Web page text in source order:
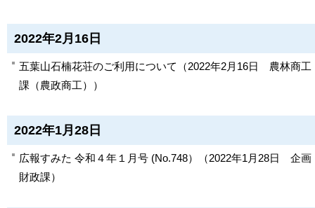
2022年2月16日
五葉山石楠花荘のご利用について （2022年2月16日
農林商工
課（農政商工）
）
2022年1月28日
広報すみた 令和４年１月号 (No.748） （2022年1月28日
企画
財政課）